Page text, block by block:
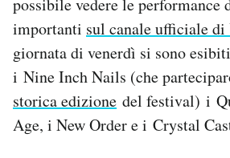
CALENDARIO
AREA PERSONALE
Area Personale
importanti sul canale ufficiale di
giornata di venerdì si sono
i Nine Inch Nails (che
storica edizione del festival) i
Age, i New Order e i Crystal